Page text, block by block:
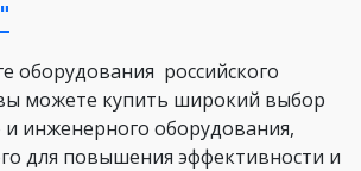
оборудования российского
можете купить широкий выбор
инженерного оборудования,
для повышения эффективности и